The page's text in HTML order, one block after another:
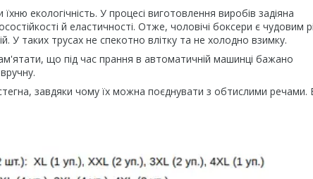
екологічність. У процесі виготовлення виробів задіяна
й еластичності. Отже, чоловічі боксери є чудовим
У таких трусах не спекотно влітку та не холодно взимку.
що під час прання в автоматичній машинці бажано
завдяки чому їх можна поєднувати з обтислими речами.